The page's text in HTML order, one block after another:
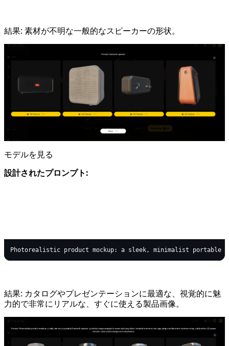
結果: 素材が不明な一般的なスピーカーの形状。
モデルを見る
設計されたプロンプト:
結果: カタログやプレゼンテーションに最適な、視覚的に魅
力的で非常にリアルな、すぐに使える製品画像。